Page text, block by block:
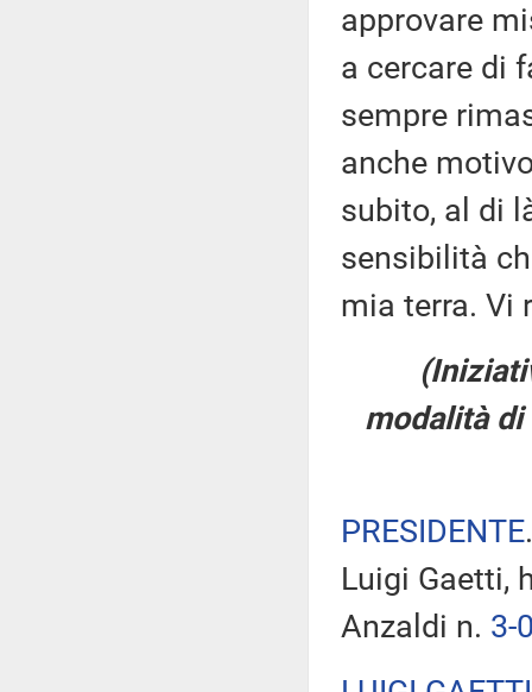
approvare
a cercare di
sempre
anche
subito, al di
sensibilità
mia terra. Vi
modalità di
PRESIDENTE
Luigi Gaetti,
Anzaldi n. 3-